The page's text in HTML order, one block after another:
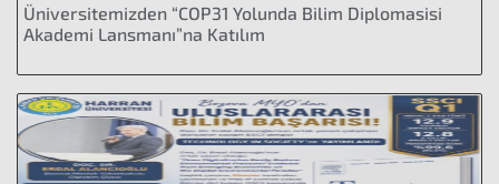
Üniversitemizden “COP31 Yolunda Bilim Diplomasisi
Akademi Lansmanı”na Katılım